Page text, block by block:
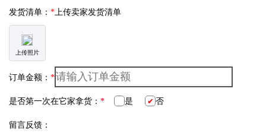
发货清单： * 上传卖家发货清单
上传照片
订单金额： *
是否第一次在它家拿货： * 是 否
留言反馈：